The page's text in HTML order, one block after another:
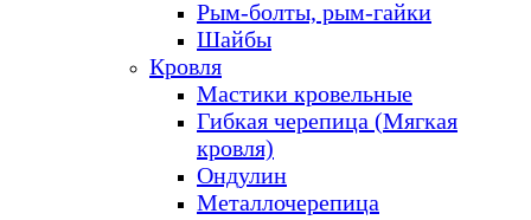
Рым-болты, рым-гайки
Шайбы
Кровля
Мастики кровельные
Гибкая черепица (Мягкая
кровля)
Ондулин
Металлочерепица